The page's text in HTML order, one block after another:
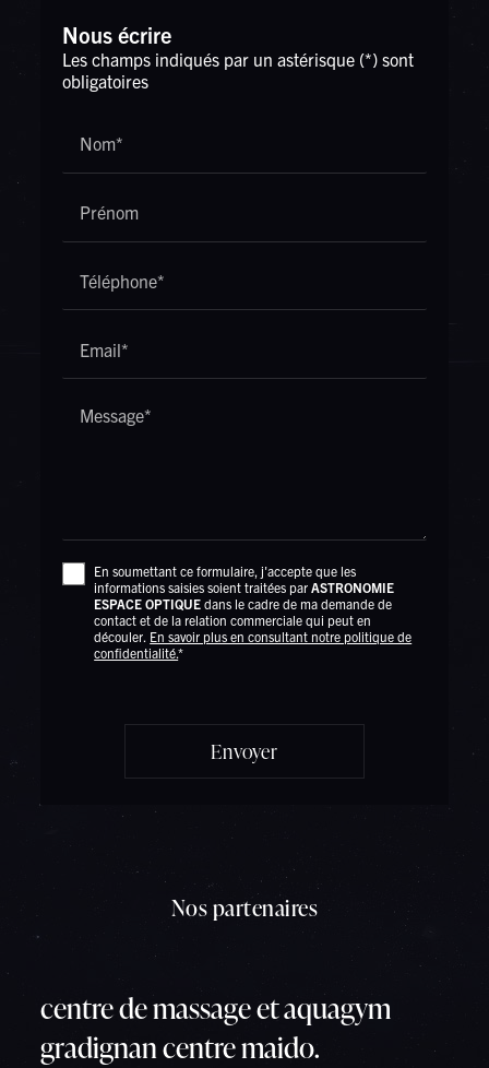
Nous écrire
Les champs indiqués par un astérisque (*) sont
obligatoires
Nom*
Prénom
Téléphone*
Email*
Message*
En soumettant ce formulaire, j'accepte que les
informations saisies soient traitées parASTRONOMIE
ESPACE OPTIQUE dans le cadre de ma demande de
contact et de la relation commerciale qui peut en
découler. En savoir plus en consultant notre politique de
confidentialité.*
Nos partenaires
centre de massage et aquagym
gradignan centre maido.